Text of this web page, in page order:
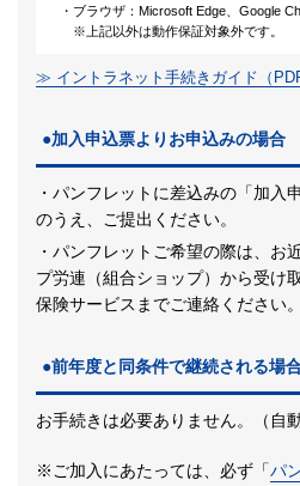
・ブラウザ：Microsoft Edge、Google
※上記以外は動作保証対象外です。
≫ イントラネット手続きガイド（PDF
●加入申込票よりお申込みの場合
・パンフレットに差込みの「加入
のうえ、ご提出ください。
・パンフレットご希望の際は、お
プ労連（組合ショップ） から受け
保険サービスまでご連絡ください。
●前年度と同条件で継続される場
お手続きは必要ありません。（自動
※ご加入にあたっては、必ず「パ